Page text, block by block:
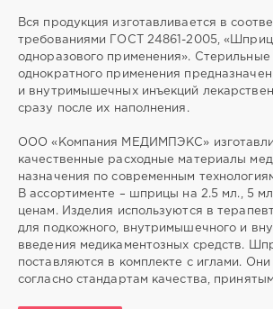
Вся продукция изготавливается в
требованиями ГОСТ 24861-2005,
одноразового применения».
однократного применения
и внутримышечных инъекций
сразу после их наполнения.
ООО «Компания МЕДИМПЭКС»
качественные расходные материалы
назначения по современным
В ассортименте – шприцы на 2.5 мл., 5
ценам. Изделия используются в
для подкожного, внутримышечного и
введения медикаментозных средств.
поставляются в комплекте с иглами.
согласно стандартам качества,